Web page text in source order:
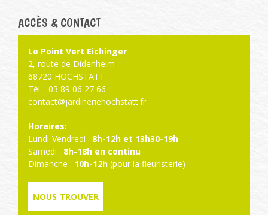
ACCÈS & CONTACT
Le Point Vert Eichinger
2, route de Didenheim
68720 HOCHSTATT
Tél. : 03 89 06 27 66
contact@jardineriehochstatt.fr
Horaires:
Lundi-Vendredi : 8h-12h et 13h30-19h
Samedi : 8h-18h en continu
Dimanche : 10h-12h (pour la fleuristerie)
NOUS TROUVER